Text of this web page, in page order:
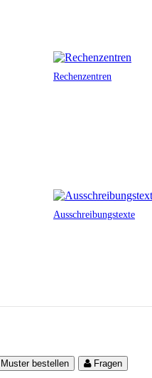
Rechenzentren
Ausschreibungstexte
Muster bestellen Fragen